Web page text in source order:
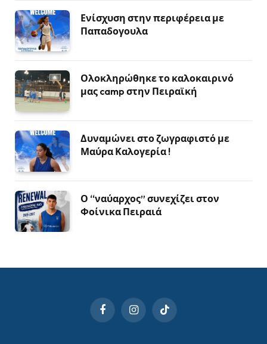
Ενίσχυση στην περιφέρεια με
Παπαδογουλα
Ολοκληρώθηκε το καλοκαιρινό
μας camp στην Πειραϊκή
Δυναμώνει στο ζωγραφιστό με
Μαύρα Καλογερία !
Ο “ναύαρχος” συνεχίζει στον
Φοίνικα Πειραιά
FacebookInstagramTikTok